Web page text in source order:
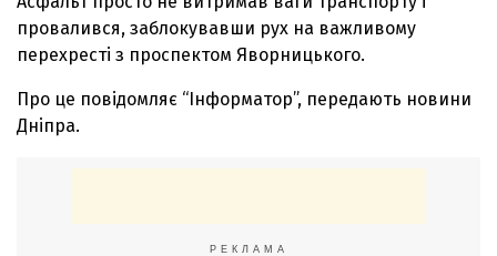
провалився, заблокувавши рух на важливому
перехресті з проспектом Яворницького.
Про це повідомляє “Інформатор”, передають новини
Дніпра.
РЕКЛАМА